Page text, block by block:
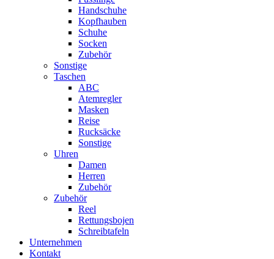
Handschuhe
Kopfhauben
Schuhe
Socken
Zubehör
Sonstige
Taschen
ABC
Atemregler
Masken
Reise
Rucksäcke
Sonstige
Uhren
Damen
Herren
Zubehör
Zubehör
Reel
Rettungsbojen
Schreibtafeln
Unternehmen
Kontakt